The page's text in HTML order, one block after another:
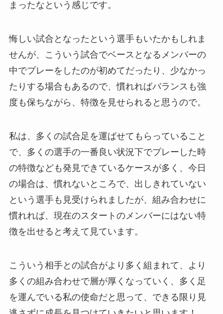
まったなという感じです。
悔しい試合となったという選手もいたかもしれま
せんが、こういう試合でベースとなるメンバーの
中でプレーをしたのが初めてだったり、少なかっ
たりする場合もあるので、慣れればバランスも強
度も保ちながら、特徴を見せられると思うので。
私は、多くの試合足を運ばせてもらっていること
で、多くの選手の一番良い状況下でプレーした時
の特徴なども発見できているケースが多く、今日
の場合は、慣れないところで、出しきれていない
という選手も見受けられましたが、組み合わせに
慣れれば、現在のスタートのメンバーにはない特
徴を出せると考えて見ています。
こういう相手との試合がより多く組まれて、より
多くの組み合わせで層が厚くなっていく、多く足
を運んでいる私の使命だと思って、できる限り見